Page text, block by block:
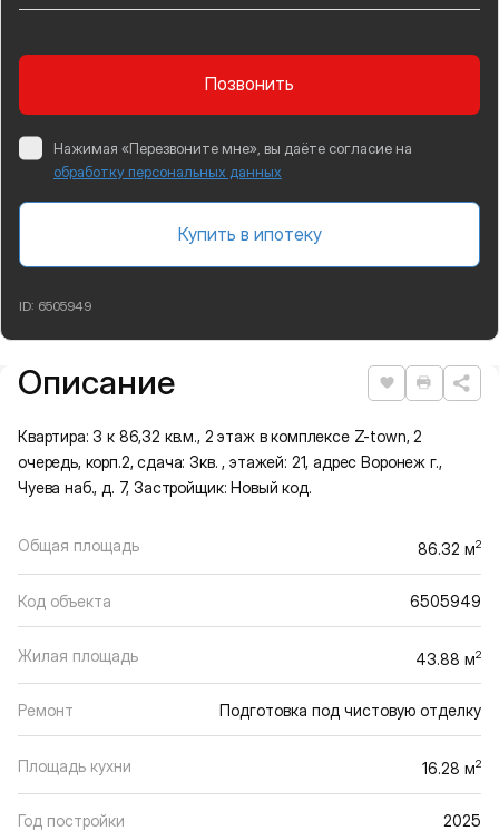
Позвонить
Нажимая «Перезвоните мне», вы даёте согласие на
обработку персональных данных
Купить в ипотеку
ID: 6505949
Подробная информация
Описание Нравится
Квартира: 3 к 86,32 кв.м., 2 этаж в комплексе Z-town, 2
очередь, корп.2, сдача: 3кв. , этажей: 21, адрес Воронеж г.,
Чуева наб., д. 7, Застройщик: Новый код.
Общая площадь 86.32 м2
Код объекта 6505949
Жилая площадь 43.88 м2
Ремонт Подготовка под чистовую отделку
Площадь кухни 16.28 м2
Год постройки 2025